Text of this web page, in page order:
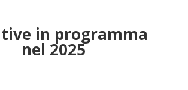
in programma
nel 2025